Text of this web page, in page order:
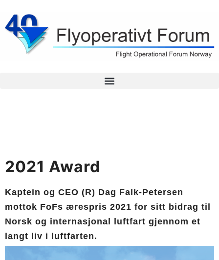
2021 Award
Kaptein og CEO (R) Dag Falk-Petersen
mottok FoFs ærespris 2021 for sitt bidrag til
Norsk og internasjonal luftfart gjennom et
langt liv i luftfarten.